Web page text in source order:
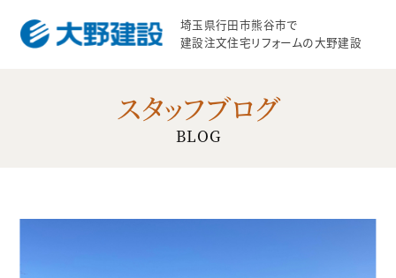
埼玉県行田市熊谷市で
建設注文住宅リフォームの大野建設
スタッフブログ
BLOG